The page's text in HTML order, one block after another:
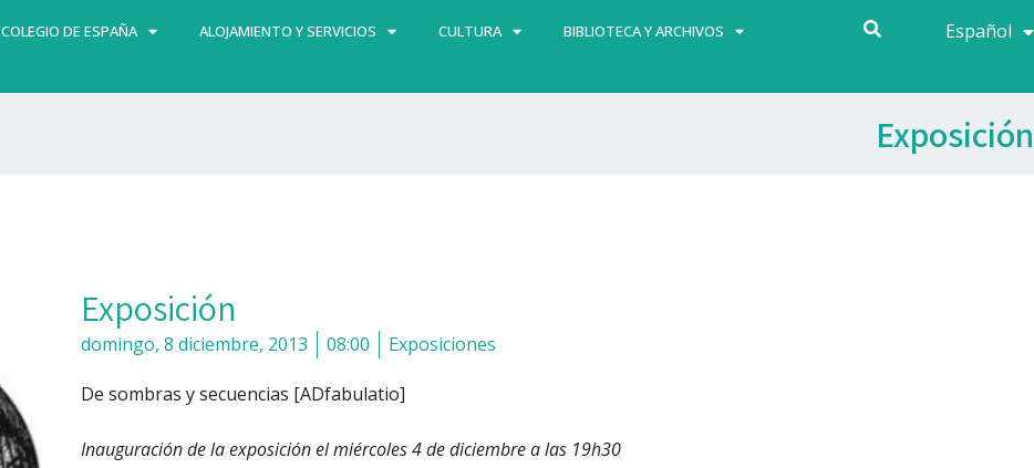
COLEGIO DE ESPAÑA ALOJAMIENTO Y SERVICIOS CULTURA BIBLIOTECA Y ARCHIVOS Español
Français
Exposición
Exposición
domingo, 8 diciembre, 2013 08:00 Exposiciones
De sombras y secuencias [ADfabulatio]
Inauguración de la exposición el miércoles 4 de diciembre a las 19h30